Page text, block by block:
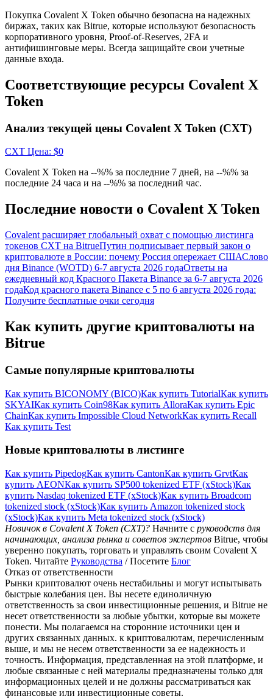
награда
приложение Bitrue
Покупка Covalent X Token обычно безопасна на надежных
биржах, таких как Bitrue, которые используют безопасность
корпоративного уровня, Proof-of-Reserves, 2FA и
антифишинговые меры. Всегда защищайте свои учетные
данные входа.
Соответствующие ресурсы Covalent X
Token
Анализ текущей цены Covalent X Token (CXT)
CXT Цена: $0
Covalent X Token на --%% за последние 7 дней, на --%% за
последние 24 часа и на --%% за последний час.
Последние новости о Covalent X Token
Covalent расширяет глобальный охват с помощью листинга
токенов CXT на BitrueПутин подписывает первый закон о
криптовалюте в России: почему Россия опережает СШАСлово
дня Binance (WOTD) 6-7 августа 2026 годаОтветы на
ежедневный код Красного Пакета Binance за 6-7 августа 2026
годаКод красного пакета Binance с 5 по 6 августа 2026 года:
Получите бесплатные очки сегодня
Как купить другие криптовалюты на
Bitrue
Самые популярные криптовалюты
Как купить BICONOMY (BICO)Как купить TutorialКак купить
SKYAIКак купить Coin98Как купить AlloraКак купить Epic
ChainКак купить Impossible Cloud NetworkКак купить Recall
Как купить Test
Новые криптовалюты в листинге
Как купить PipedogКак купить CantonКак купить GrvtКак
купить AEONКак купить SP500 tokenized ETF (xStock)Как
купить Nasdaq tokenized ETF (xStock)Как купить Broadcom
tokenized stock (xStock)Как купить Amazon tokenized stock
(xStock)Как купить Meta tokenized stock (xStock)
Новичок в Covalent X Token (CXT)? Начните с руководств для
начинающих, анализа рынка и советов экспертов Bitrue, чтобы
уверенно покупать, торговать и управлять своим Covalent X
Token. Читайте Руководства / Посетите Блог
Отказ от ответственности
Рынки криптовалют очень нестабильны и могут испытывать
быстрые колебания цен. Вы несете единоличную
ответственность за свои инвестиционные решения, и Bitrue не
несет ответственности за любые убытки, которые вы можете
понести. Мы полагаемся на сторонние источники цен и
других связанных данных. к криптовалютам, перечисленным
выше, и мы не несем ответственности за ее надежность и
точность. Информация, представленная на этой платформе, и
любые связанные с ней материалы предназначены только для
информационных целей и не должны рассматриваться как
финансовые или инвестиционные советы.